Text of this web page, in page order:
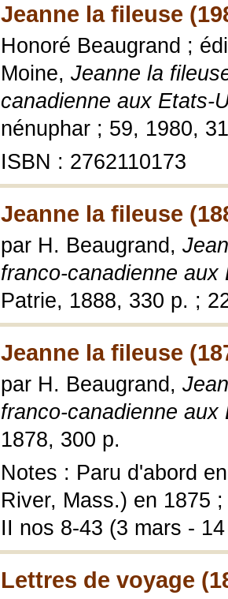
Jeanne la fileuse
Honoré Beaugrand ;
Moine, Jeanne la
canadienne aux Etats-
nénuphar ; 59, 1980,
ISBN : 2762110173
Jeanne la fileuse
par H. Beaugrand,
franco-canadienne aux
Patrie, 1888, 330 p. ;
Jeanne la fileuse
par H. Beaugrand,
franco-canadienne aux
1878, 300 p.
Notes : Paru d'abord
River, Mass.) en 1875
II nos 8-43 (3 mars -
Lettres de voyage